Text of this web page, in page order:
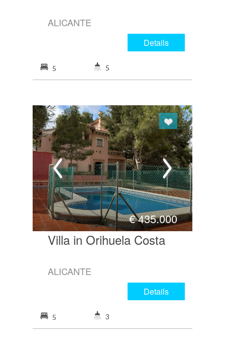
ALICANTE
Details
5 5
€435.000
Villa in Orihuela Costa
ALICANTE
Details
5 3